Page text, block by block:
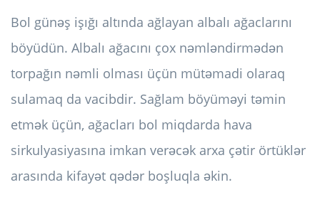
Bol günəş işığı altında ağlayan albalı ağaclarını
böyüdün. Albalı ağacını çox nəmləndirmədən
torpağın nəmli olması üçün mütəmadi olaraq
sulamaq da vacibdir. Sağlam böyüməyi təmin
etmək üçün, ağacları bol miqdarda hava
sirkulyasiyasına imkan verəcək arxa çətir örtüklər
arasında kifayət qədər boşluqla əkin.